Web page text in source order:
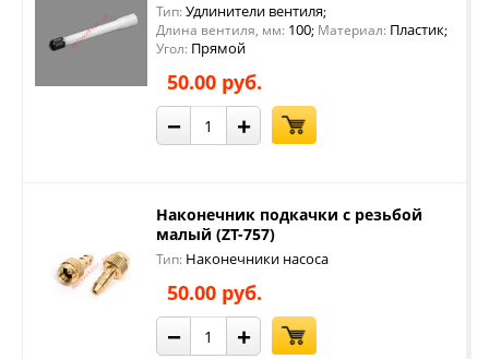
Тип: Удлинители вентиля;
Длина вентиля, мм: 100; Материал: Пластик;
Угол: Прямой
50.00 руб.
− +
Наконечник подкачки с резьбой
малый (ZT-757)
Тип: Наконечники насоса
50.00 руб.
− +